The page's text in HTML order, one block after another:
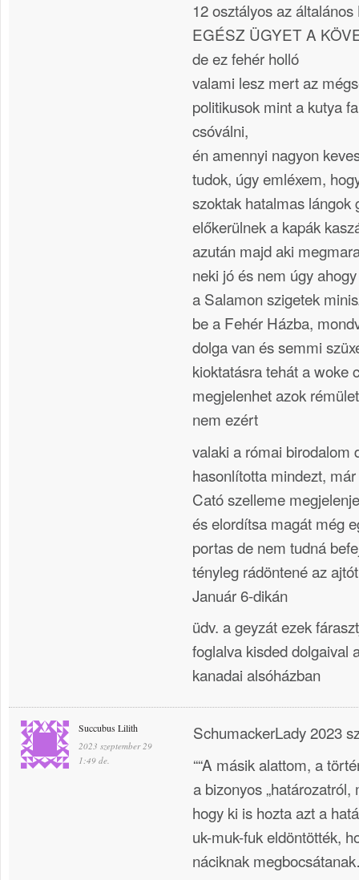
12 osztályos az
EGÉSZ ÜGYET A
de ez fehér holló
valami lesz mert az
politikusok mint a kutya
csóválni,
én amennyi nagyon
tudok, úgy emléxem,
szoktak hatalmas lángok
előkerülnek a kapák
azután majd aki
neki jó és nem úgy
a Salamon szigetek
be a Fehér Házba,
dolga van és semmi
kioktatásra tehát a woke
megjelenhet azok
nem ezért
valaki a római birodalom
hasonlította mindezt,
Cató szelleme
és elordítsa magát még
portas de nem tudná
tényleg rádöntené az
Január 6-dikán
üdv. a geyzát ezek
foglalva kisded dolgaival
kanadai alsóházban
Succubus Lilith
2023 szeptember 29
1:49 de.
SchumackerLady 2023
““A másik alattom, a
a bizonyos
hogy ki is hozta azt a
uk-muk-fuk eldöntötték,
náciknak